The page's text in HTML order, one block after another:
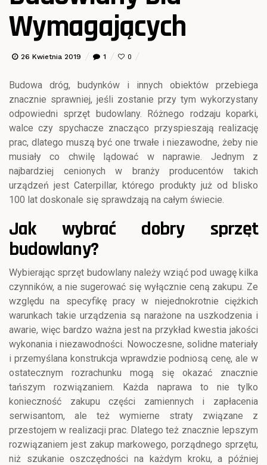
Wymagających
26 Kwietnia 2019 1 0
Budowa dróg, budynków i innych obiektów przebiega
znacznie sprawniej, jeśli zostanie przy tym wykorzystany
odpowiedni sprzęt budowlany. Różnego rodzaju koparki,
walce czy spychacze znacząco przyspieszają realizację
prac, dlatego muszą być one trwałe i niezawodne, żeby nie
musiały co chwilę lądować w naprawie. Jednym z
najbardziej cenionych w branży producentów takich
urządzeń jest Caterpillar, którego produkty już od blisko
100 lat doskonale się sprawdzają na całym świecie.
Jak wybrać dobry sprzęt
budowlany?
Wybierając sprzęt budowlany należy wziąć pod uwagę kilka
czynników, a nie sugerować się wyłącznie ceną zakupu. Ze
względu na specyfikę pracy w niejednokrotnie ciężkich
warunkach takie urządzenia są narażone na uszkodzenia i
awarie, więc bardzo ważna jest na przykład kwestia jakości
wykonania i niezawodności. Nowoczesne, solidne materiały
i przemyślana konstrukcja wprawdzie podniosą cenę, ale w
ostatecznym rozrachunku mogą się okazać znacznie
tańszym rozwiązaniem. Każda naprawa to nie tylko
konieczność zakupu części zamiennych i zapłacenia
serwisantom, ale też wymierne straty związane z
przestojem w realizacji prac. Dlatego też znacznie lepszym
rozwiązaniem jest zakup markowego, porządnego sprzętu,
niż szukanie oszczędności na każdym kroku, a później